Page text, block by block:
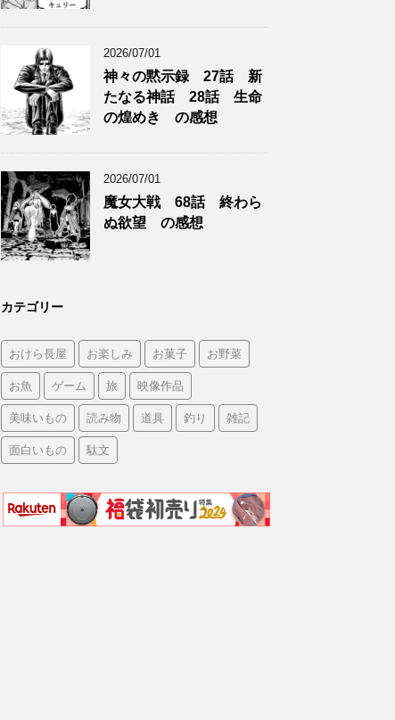
2026/07/01
神々の黙示録 27話 新
たなる神話 28話 生命
の煌めき の感想
2026/07/01
魔女大戦 68話 終わら
ぬ欲望 の感想
カテゴリー
おけら長屋 お楽しみ お菓子 お野菜
お魚 ゲーム 旅 映像作品
美味いもの 読み物 道具 釣り 雑記
面白いもの 駄文